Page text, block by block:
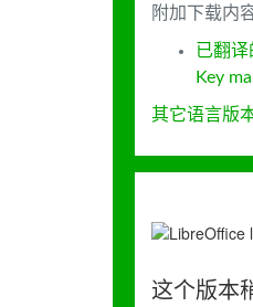
附加下载内
已翻
Key
其它语言版本
这个版本